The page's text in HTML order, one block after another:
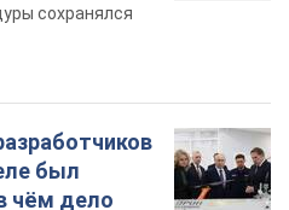
сохранялся
был
чём дело